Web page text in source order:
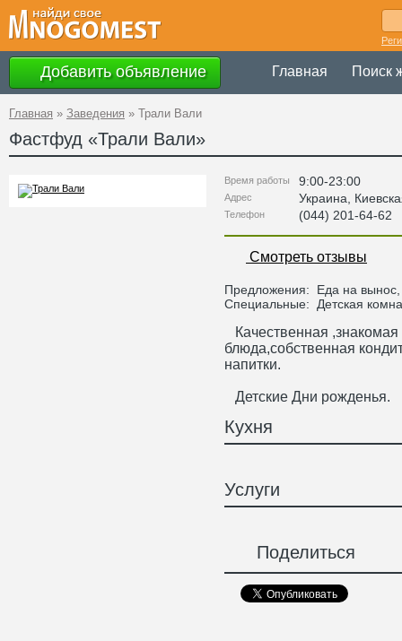
Добавить объявление Главная Поиск
Главная » Заведения » Трали Вали
Фастфуд «Трали Вали»
Время работы 9:00-23:00
Адрес Украина
Телефон (044) 201-64-62
Смотреть отзывы
Предложения:
Еда на вынос,
Специальные:
Детская
Качественная
блюда,собственная
напитки.
Детские Дни рожденья.
Кухня
Услуги
Поделиться